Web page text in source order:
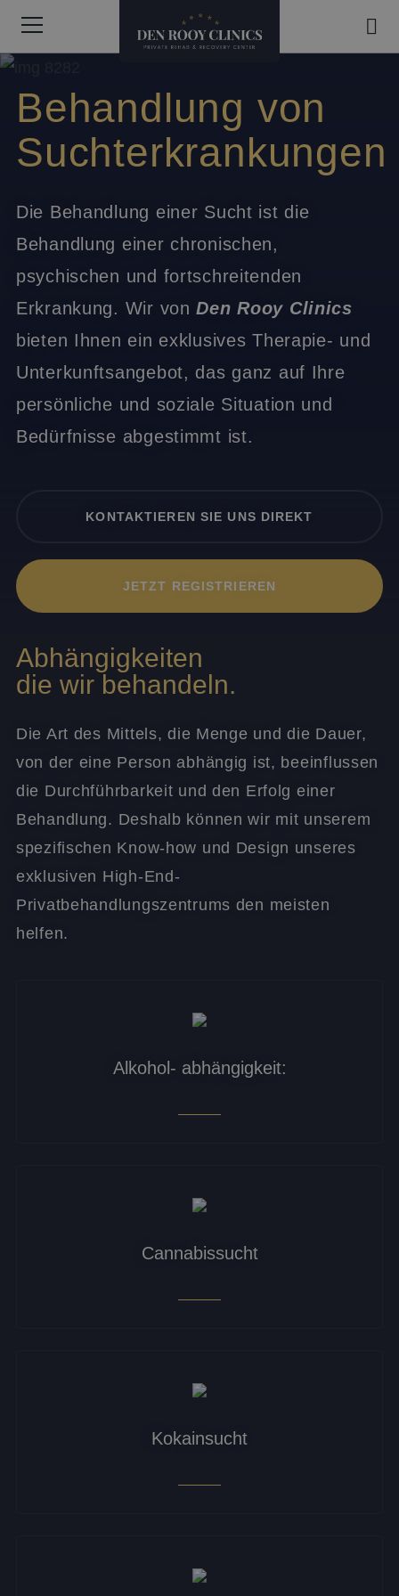
Behandlung von
Suchterkrankungen
Die Behandlung einer Sucht ist die
Behandlung einer chronischen,
psychischen und fortschreitenden
Erkrankung. Wir vonDen Rooy Clinics
bieten Ihnen ein exklusives Therapie- und
Unterkunftsangebot, das ganz auf Ihre
persönliche und soziale Situation und
Bedürfnisse abgestimmt ist.
KONTAKTIEREN SIE UNS DIREKT
JETZT REGISTRIEREN
Abhängigkeiten
die wir behandeln.
Die Art des Mittels, die Menge und die Dauer,
von der eine Person abhängig ist, beeinflussen
die Durchführbarkeit und den Erfolg einer
Behandlung. Deshalb können wir mit unserem
spezifischen Know-how und Design unseres
exklusiven High-End-
Privatbehandlungszentrums den meisten
helfen.
Alkohol- abhängigkeit:
Cannabissucht
Kokainsucht